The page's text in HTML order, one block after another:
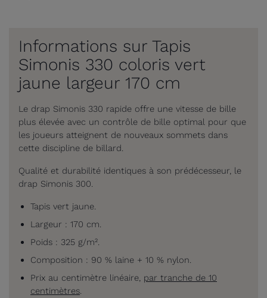
Informations sur Tapis
Simonis 330 coloris vert
jaune largeur 170 cm
Le drap Simonis 330 rapide offre une vitesse de bille
plus élevée avec un contrôle de bille optimal pour que
les joueurs atteignent de nouveaux sommets dans
cette discipline de billard.
Qualité et durabilité identiques à son prédécesseur, le
drap Simonis 300.
Tapis vert jaune.
Largeur : 170 cm.
Poids : 325 g/m².
Composition : 90 % laine + 10 % nylon.
Prix au centimètre linéaire, par tranche de 10
centimètres.